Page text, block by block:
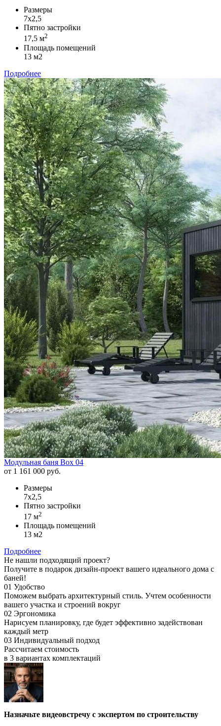
Размеры
7х2,5
Пятно застройки
17,5 м2
Площадь помещений
13 м2
Подробнее
Модульная баня Box 04
от 1 161 000 руб.
Размеры
7х2,5
Пятно застройки
17 м2
Площадь помещений
13 м2
Подробнее
Не нашли подходящий проект?
Получите в подарок дизайн-проект вашего идеального дома с
баней!
01 Удобство
Поможем выбрать архитектурный стиль. Учтем особенности
вашего участка и строений вокруг
02 Эргономика
Нарисуем планировку, где будет эффективно задействован
каждый метр
03 Индивидуальный подход
Рассчитаем стоимость
в 3 вариантах комплектаций
Назначьте видеовстречу с экспертом по строительству